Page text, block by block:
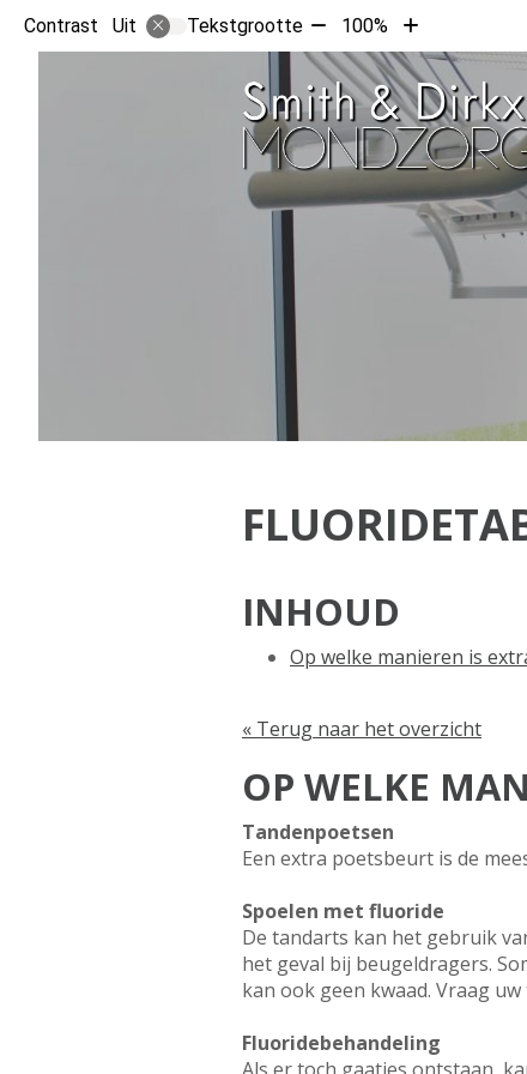
Contrast Uit Tekstgrootte Tekst
verkleinen
met
10%
100%
Tekst
vergroten
met
10%
INHOUD
Op welke manieren is
« Terug naar het overzicht
OP WELKE
Tandenpoetsen
Een extra poetsbeurt is de
Spoelen met fluoride
De tandarts kan het gebruik
het geval bij beugeldragers.
kan ook geen kwaad. Vraag
Fluoridebehandeling